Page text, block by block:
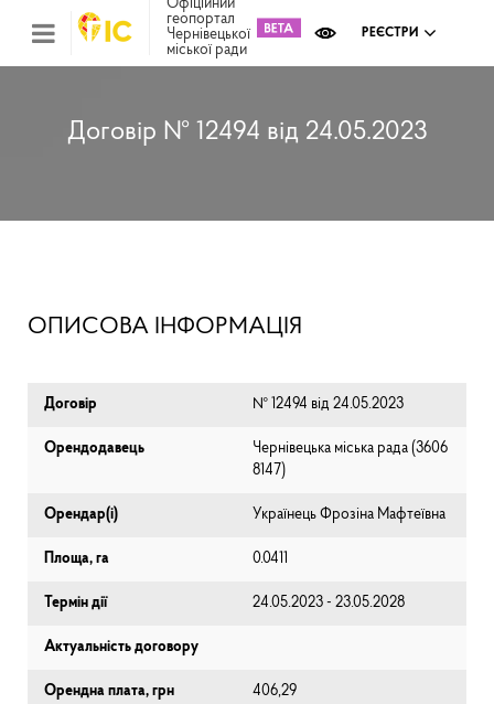
Офіційний
геопортал
Чернівецької
міської ради
РЕЄСТРИ
Договір № 12494 від 24.05.2023
ОПИСОВА ІНФОРМАЦІЯ
Договір № 12494 від 24.05.2023
Орендодавець
Чернівецька міська рада (⁨3606
8147⁩)
Орендар(і) Українець Фрозіна Мафтеївна
Площа, га 0.0411
Термін дії 24.05.2023 - 23.05.2028
Актуальність договору
Орендна плата, грн 406,29